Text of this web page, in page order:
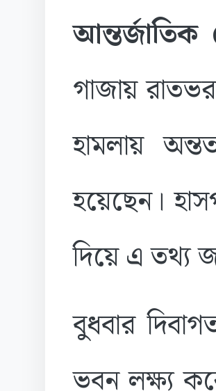
গাজায়
হামলায়
হয়েছেন।
দিয়ে এ তথ্য
বুধবার
ভবন লক্ষ্য